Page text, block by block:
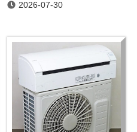
2026-07-30